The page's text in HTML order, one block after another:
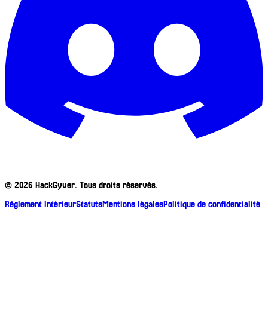
© 2026 HackGyver. Tous droits réservés.
Règlement IntérieurStatutsMentions légalesPolitique de confidentialité